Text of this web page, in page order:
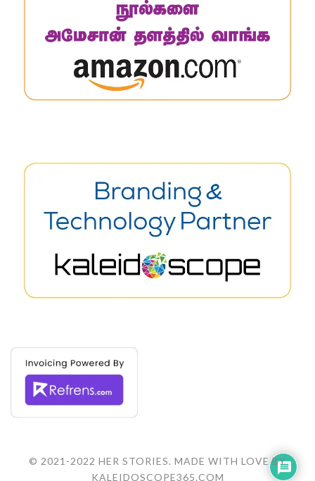
© 2021-2022 HER STORIES. MADE WITH LOVE BY
KALEIDOSCOPE365.COM